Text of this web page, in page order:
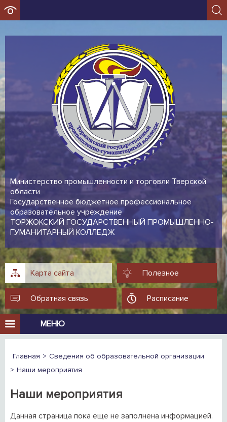
Министерство промышленности и торговли Тверской
области
Государственное бюджетное профессиональное
образовательное учреждение
ТОРЖОКСКИЙ ГОСУДАРСТВЕННЫЙ ПРОМЫШЛЕННО-
ГУМАНИТАРНЫЙ КОЛЛЕДЖ
Карта сайта Полезное
Обратная связь Расписание
МЕНЮ
Главная
Сведения об образовательной организации
Наши мероприятия
Наши мероприятия
Данная страница пока еще не заполнена информацией.